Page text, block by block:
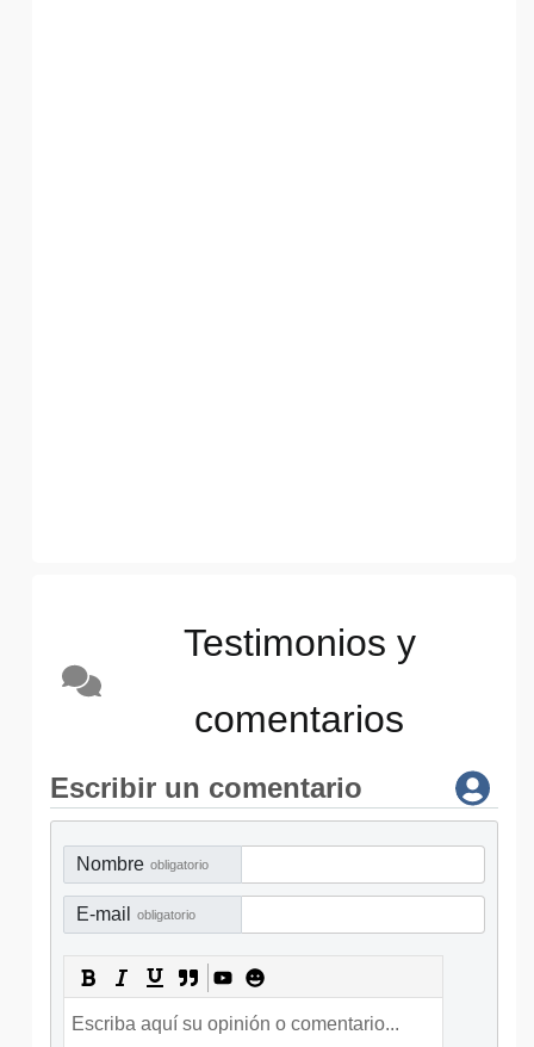
Testimonios y
comentarios
Escribir un comentario
Nombre obligatorio
E-mail obligatorio